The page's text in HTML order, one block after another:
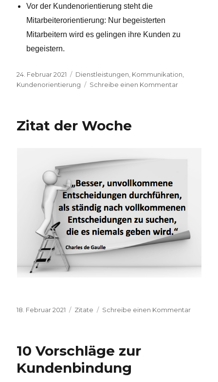
Vor der Kundenorientierung steht die
Mitarbeiterorientierung: Nur begeisterten
Mitarbeitern wird es gelingen ihre Kunden zu
begeistern.
Veröffentlicht
am
24. Februar 2021 Kategorien
Dienstleistungen Kommunikation
Kundenorientierung
Schreibe einen Kommentar
Zitat der Woche
Veröffentlicht
18. Februar 2021 Kategorien
Zitate Schreibe einen Kommentar
10 Vorschläge zur
Kundenbindung